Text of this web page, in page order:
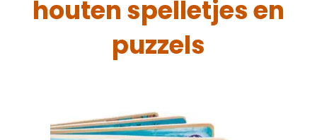
houten spelletjes en
puzzels